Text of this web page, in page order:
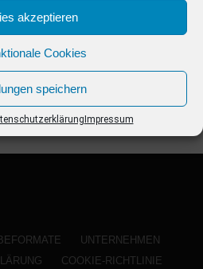
akzeptieren
Cookies
speichern
Impressum
UNTERNEHMEN
COOKIE-RICHTLINIE